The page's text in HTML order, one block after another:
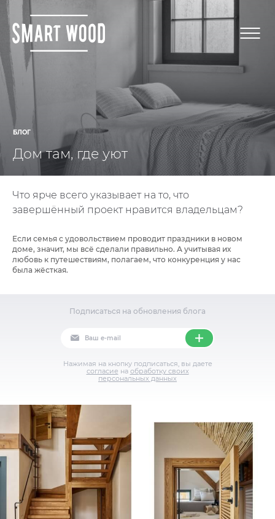
БЛОГ
Дом там, где уют
Что ярче всего указывает на то, что
завершённый проект нравится владельцам?
Если семья с удовольствием проводит праздники в новом
доме, значит, мы всё сделали правильно. А учитывая их
любовь к путешествиям, полагаем, что конкуренция у нас
была жёсткая.
Подписаться на обновления блога
Нажимая на кнопку подписаться, вы даете
согласие на обработку своих
персональных данных